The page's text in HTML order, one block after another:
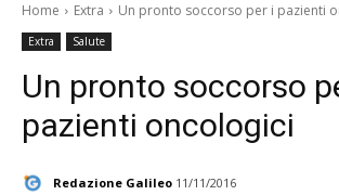
Home Extra Un pronto soccorso per i pazienti
Extra Salute
Un pronto soccorso
pazienti oncologici
Redazione Galileo 11/11/2016